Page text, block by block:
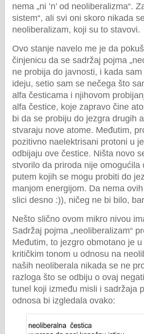
nema „ni ’n’ od neoliberalizma“.
sistem“, ali svi oni skoro nikada
neoliberalizam, koji su to stavovi.
Ovo stanje navelo me je da
činjenicu da se sadržaj pojma
ne probija do javnosti, i kada
ideju, setio sam se nečega što
alfa česticama i njihovom
alfa čestice, koje zapravo čine
bi da se probiju do jezgra drugih
stvaraju nove atome. Međutim,
pozitivno naelektrisani protoni u
odbijaju ove čestice. Ništa novo
stvorilo da priroda nije
putem kojih se mogu probiti do
manjom energijom. Da nema
slici desno :)), ničeg ne bi bilo,
Nešto slično ovom mikro nivou
Sadržaj pojma „neoliberalizam“
Međutim, to jezgro obmotano je
kritičkim tonom u odnosu na
naših neoliberala nikada se ne
razloga što se odbiju o ovaj
tunel koji između misli i sadržaja
odnosa bi izgledala ovako: